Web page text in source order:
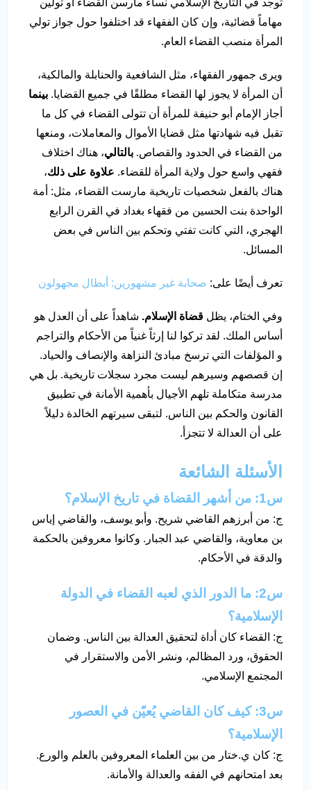
مهاماً قضائية، وإن كان الفقهاء قد اختلفوا حول جواز تولي
المرأة منصب القضاء العام.
ويرى جمهور الفقهاء، مثل الشافعية والحنابلة والمالكية،
أن المرأة لا يجوز لها القضاء مطلقًا في جميع القضايا. بينما
أجاز الإمام أبو حنيفة للمرأة أن تتولى القضاء في كل ما
تقبل فيه شهادتها مثل قضايا الأموال والمعاملات، ومنعها
من القضاء في الحدود والقصاص. بالتالي، هناك اختلاف
فقهي واسع حول ولاية المرأة للقضاء. علاوة على ذلك،
هناك بالفعل شخصيات تاريخية مارست القضاء، مثل: أمة
الواحدة بنت الحسين من فقهاء بغداد في القرن الرابع
الهجري، التي كانت تفتي وتحكم بين الناس في بعض
المسائل.
تعرف أيضًا على: صحابة غير مشهورين: أبطال مجهولون
وفي الختام، يظل قضاة الإسلام. شاهداً على أن العدل هو
أساس الملك. لقد تركوا لنا إرثاً غنياً من الأحكام والتراجم
و المؤلفات التي ترسخ مبادئ النزاهة والإنصاف والحياد.
إن قصصهم وسيرهم ليست مجرد سجلات تاريخية. بل هي
مدرسة متكاملة تلهم الأجيال بأهمية الأمانة في تطبيق
القانون والحكم بين الناس. لتبقى سيرتهم الخالدة دليلاً
على أن العدالة لا تتجزأ.
الأسئلة الشائعة
س1: من أشهر القضاة في تاريخ الإسلام؟
ج: من أبرزهم القاضي شريح. وأبو يوسف، والقاضي إياس
بن معاوية، والقاضي عبد الجبار. وكانوا معروفين بالحكمة
والدقة في الأحكام.
س2: ما الدور الذي لعبه القضاء في الدولة
الإسلامية؟
ج: القضاء كان أداة لتحقيق العدالة بين الناس. وضمان
الحقوق، ورد المظالم، ونشر الأمن والاستقرار في
المجتمع الإسلامي.
س3: كيف كان القاضي يُعيّن في العصور
الإسلامية؟
ج: كان ي.ختار من بين العلماء المعروفين بالعلم والورع.
بعد امتحانهم في الفقه والعدالة والأمانة.